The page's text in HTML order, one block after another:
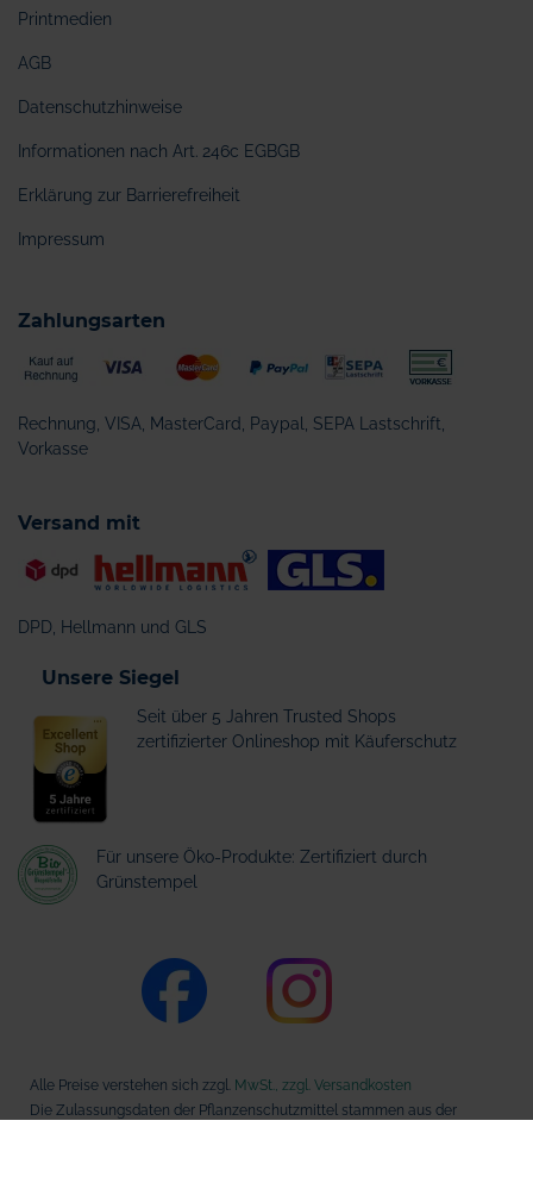
Printmedien
AGB
Datenschutzhinweise
Informationen nach Art. 246c EGBGB
Erklärung zur Barrierefreiheit
Impressum
Zahlungsarten
Rechnung, VISA, MasterCard, Paypal, SEPA Lastschrift,
Vorkasse
Versand mit
DPD, Hellmann und GLS
Unsere Siegel
Seit über 5 Jahren Trusted Shops
zertifizierter Onlineshop mit Käuferschutz
Für unsere Öko-Produkte: Zertifiziert durch
Grünstempel
Alle Preise verstehen sich zzgl. MwSt., zzgl. Versandkosten
Die Zulassungsdaten der Pflanzenschutzmittel stammen aus der